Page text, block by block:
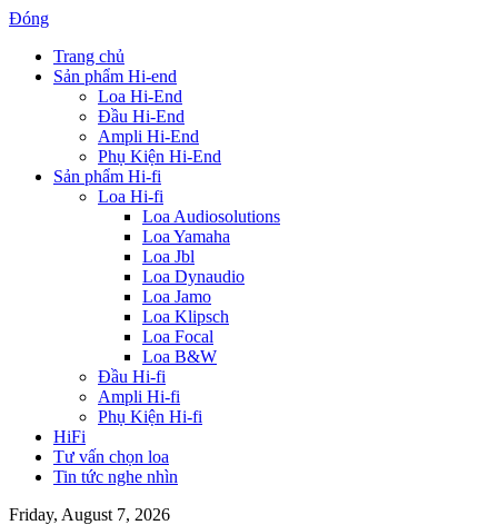
Đóng
Trang chủ
Sản phẩm Hi-end
Loa Hi-End
Đầu Hi-End
Ampli Hi-End
Phụ Kiện Hi-End
Sản phẩm Hi-fi
Loa Hi-fi
Loa Audiosolutions
Loa Yamaha
Loa Jbl
Loa Dynaudio
Loa Jamo
Loa Klipsch
Loa Focal
Loa B&W
Đầu Hi-fi
Ampli Hi-fi
Phụ Kiện Hi-fi
HiFi
Tư vấn chọn loa
Tin tức nghe nhìn
Friday, August 7, 2026